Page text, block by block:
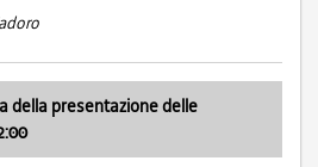
della presentazione delle